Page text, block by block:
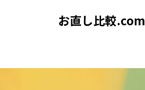
お直し比較.com